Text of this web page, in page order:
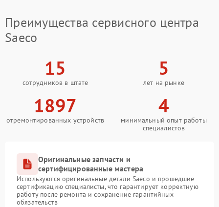
Преимущества сервисного центра
Saeco
15
сотрудников в штате
5
лет на рынке
1897
отремонтированных устройств
4
минимальный опыт работы
специалистов
Оригинальные запчасти и
сертифицированные мастера
Используются оригинальные детали Saeco и прошедшие
сертификацию специалисты, что гарантирует корректную
работу после ремонта и сохранение гарантийных
обязательств